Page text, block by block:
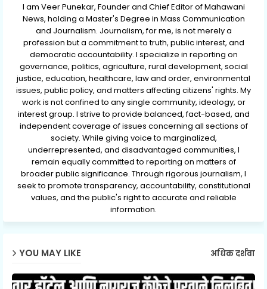
I am Veer Punekar, Founder and Chief Editor of Mahawani
News, holding a Master's Degree in Mass Communication
and Journalism. Journalism, for me, is not merely a
profession but a commitment to truth, public interest, and
democratic accountability. I specialize in reporting on
governance, politics, agriculture, rural development, social
justice, education, healthcare, law and order, environmental
issues, public policy, and matters affecting citizens' rights. My
work is not confined to any single community, ideology, or
interest group. I strive to provide balanced, fact-based, and
independent coverage of issues concerning all sections of
society. While giving voice to marginalized,
underrepresented, and disadvantaged communities, I
remain equally committed to reporting on matters of
broader public significance. Through rigorous journalism, I
seek to promote transparency, accountability, constitutional
values, and the public's right to accurate and reliable
information.
YOU MAY LIKE अधिक दर्शवा